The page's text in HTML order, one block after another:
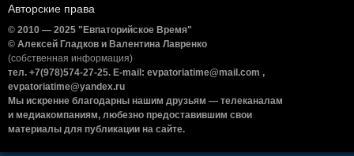
Авторские права
© 2010 — 2025 "Евпаторийское Время"
© Алексей Гладков и Валентина Лавренко
(собственная информация)
тел. +7(978)574-27-25. E-mail: evpatoriatime@mail.com ,
evpatoriatime@yandex.ru
Мы искренне благодарны нашим друзьям — телеканалам
и медиакомпаниям, любезно предоставившим свои
материалы для публикации на сайте.